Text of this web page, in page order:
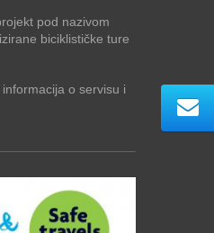
pod nazivom
biciklističke ture
o servisu i